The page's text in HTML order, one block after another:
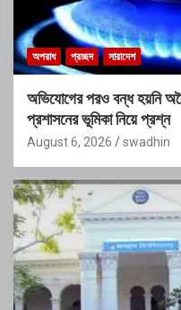
অপরাধ প্রচ্ছদ সারাদেশ
অভিযোগের পরও বন্ধ হয়নি
প্রশাসনের ভূমিকা নিয়ে প্রশ্ন
August 6, 2026 swadhin